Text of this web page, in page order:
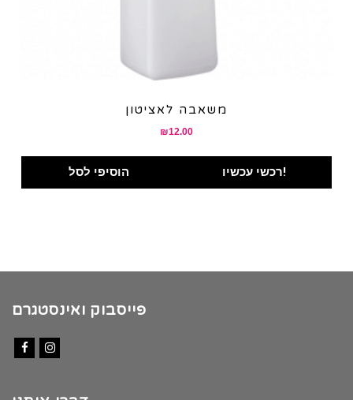
משאבה לאציטון
₪12.00
הוסיפי לסל רכשי עכשיו!
פייסבוק ואינסטגרם